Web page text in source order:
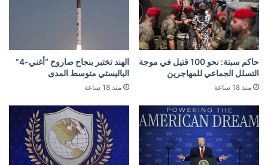
حاكم سبتة: نحو 100 قتيل في موجة
التسلل الجماعي للمهاجرين
منذ 18 ساعة
الهند تختبر بنجاح صاروخ “أغني-4”
الباليستي متوسط المدى
منذ 18 ساعة